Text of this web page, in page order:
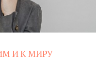
И К МИРУ